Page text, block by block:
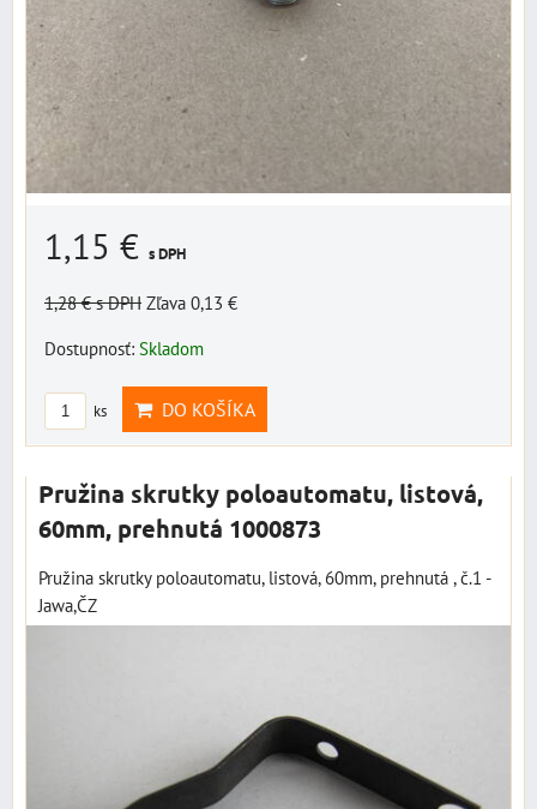
1,15 € s DPH
1,28 €s DPH Zľava 0,13 €
Dostupnosť: Skladom
ks DO KOŠÍKA
Pružina skrutky poloautomatu, listová,
60mm, prehnutá 1000873
Pružina skrutky poloautomatu, listová, 60mm, prehnutá , č.1 -
Jawa,ČZ